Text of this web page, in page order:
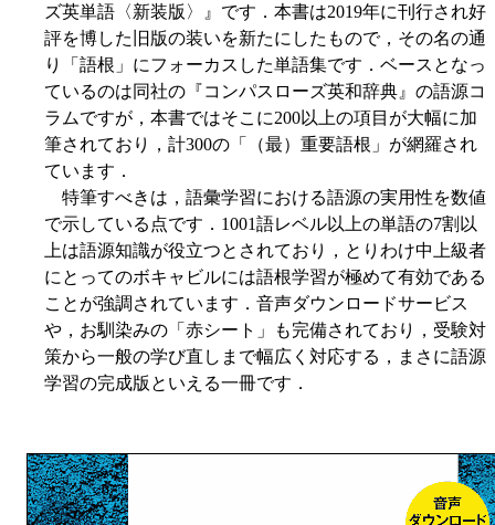
ズ英単語〈新装版〉』です．本書は2019年に刊行され好
評を博した旧版の装いを新たにしたもので，その名の通
り「語根」にフォーカスした単語集です．ベースとなっ
ているのは同社の『コンパスローズ英和辞典』の語源コ
ラムですが，本書ではそこに200以上の項目が大幅に加
筆されており，計300の「（最）重要語根」が網羅され
ています．
特筆すべきは，語彙学習における語源の実用性を数値
で示している点です．1001語レベル以上の単語の7割以
上は語源知識が役立つとされており，とりわけ中上級者
にとってのボキャビルには語根学習が極めて有効である
ことが強調されています．音声ダウンロードサービス
や，お馴染みの「赤シート」も完備されており，受験対
策から一般の学び直しまで幅広く対応する，まさに語源
学習の完成版といえる一冊です．